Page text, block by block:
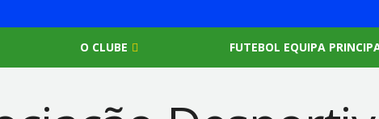
O CLUBE FUTEBOL EQUIPA